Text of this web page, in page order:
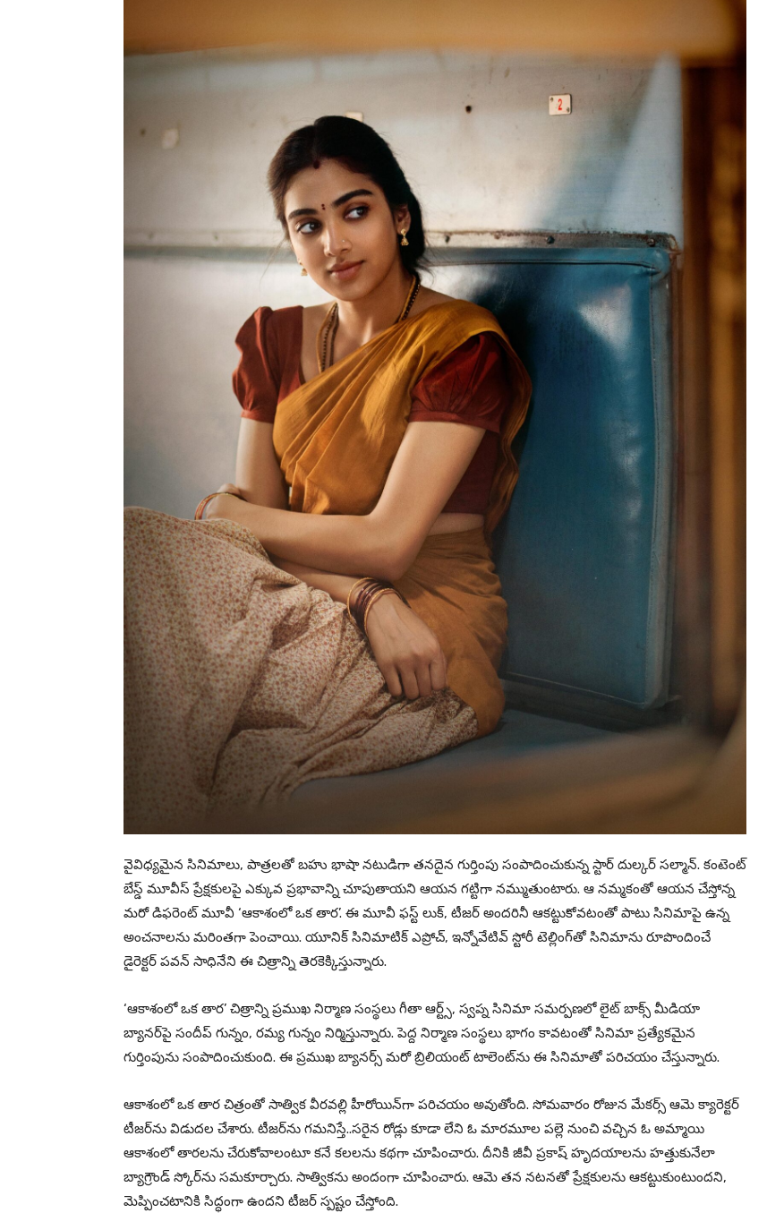
వైవిధ్య‌మైన సినిమాలు, పాత్ర‌ల‌తో బ‌హు భాషా న‌టుడిగా త‌న‌దైన గుర్తింపు సంపాదించుకున్న స్టార్‌ దుల్క‌ర్ స‌ల్మాన్. కంటెంట్
బేస్డ్ మూవీస్ ప్రేక్ష‌కుల‌పై ఎక్కువ ప్ర‌భావాన్ని చూపుతాయ‌ని ఆయ‌న గ‌ట్టిగా న‌మ్ముతుంటారు. ఆ న‌మ్మ‌కంతో ఆయ‌న చేస్తోన్న
మ‌రో డిఫ‌రెంట్ మూవీ ‘ఆకాశంలో ఒక తార‌’. ఈ మూవీ ఫ‌స్ట్ లుక్‌, టీజ‌ర్ అంద‌రినీ ఆక‌ట్టుకోవ‌టంతో పాటు సినిమాపై ఉన్న
అంచ‌నాల‌ను మ‌రింత‌గా పెంచాయి. యూనిక్ సినిమాటిక్ ఎప్రోచ్‌, ఇన్నోవేటివ్ స్టోరీ టెల్లింగ్‌తో సినిమాను రూపొందించే
డైరెక్ట‌ర్ ప‌వ‌న్ సాధినేని ఈ చిత్రాన్ని తెర‌కెక్కిస్తున్నారు.
‘ఆకాశంలో ఒక తార’ చిత్రాన్ని ప్ర‌ముఖ నిర్మాణ సంస్థ‌లు గీతా ఆర్ట్స్, స్వ‌ప్న సినిమా స‌మ‌ర్ప‌ణ‌లో లైట్ బాక్స్ మీడియా
బ్యాన‌ర్‌పై సందీప్ గున్నం, ర‌మ్య గున్నం నిర్మిస్తున్నారు. పెద్ద నిర్మాణ సంస్థ‌లు భాగం కావ‌టంతో సినిమా ప్ర‌త్యేక‌మైన
గుర్తింపును సంపాదించుకుంది. ఈ ప్ర‌ముఖ బ్యాన‌ర్స్ మ‌రో బ్రిలియంట్ టాలెంట్‌ను ఈ సినిమాతో ప‌రిచ‌యం చేస్తున్నారు.
ఆకాశంలో ఒక తార చిత్రంతో సాత్విక వీర‌వ‌ల్లి హీరోయిన్‌గా ప‌రిచ‌యం అవుతోంది. సోమ‌వారం రోజున మేక‌ర్స్ ఆమె క్యారెక్ట‌ర్
టీజ‌ర్‌ను విడుద‌ల చేశారు. టీజ‌ర్‌ను గ‌మ‌నిస్తే..స‌రైన రోడ్లు కూడా లేని ఓ మార‌మూల ప‌ల్లె నుంచి వ‌చ్చిన ఓ అమ్మాయి
ఆకాశంలో తార‌ల‌ను చేరుకోవాలంటూ క‌నే క‌ల‌లను క‌థ‌గా చూపించారు. దీనికి జీవీ ప్ర‌కాష్ హృద‌యాల‌ను హ‌త్తుకునేలా
బ్యాగ్రౌండ్ స్కోర్‌ను స‌మ‌కూర్చారు. సాత్విక‌ను అందంగా చూపించారు. ఆమె త‌న న‌ట‌న‌తో ప్రేక్ష‌కుల‌ను ఆక‌ట్టుకుంటుంద‌ని,
మెప్పించ‌టానికి సిద్ధంగా ఉంద‌ని టీజ‌ర్ స్ప‌ష్టం చేస్తోంది.